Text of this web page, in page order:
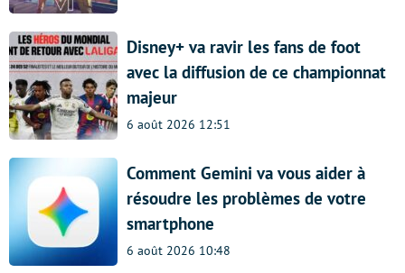
Disney+ va ravir les fans de foot
avec la diffusion de ce championnat
majeur
6 août 2026 12:51
Comment Gemini va vous aider à
résoudre les problèmes de votre
smartphone
6 août 2026 10:48